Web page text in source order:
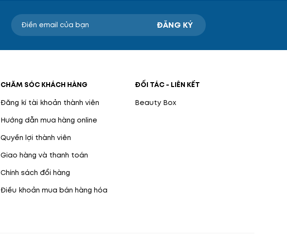
ĐĂNG KÝ
CHĂM SÓC KHÁCH HÀNG
Đăng kí tài khoản thành viên
Hướng dẫn mua hàng online
Quyền lợi thành viên
Giao hàng và thanh toán
Chính sách đổi hàng
Điều khoản mua bán hàng hóa
ĐỐI TÁC - LIÊN KẾT
Beauty Box